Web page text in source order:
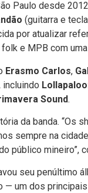
Paulo desde
(guitarra e
por atualizar
e MPB com
Erasmo Carlos,
Sound.
da banda. “Os
sempre na
público mineiro”,
seu penúltimo
— um dos